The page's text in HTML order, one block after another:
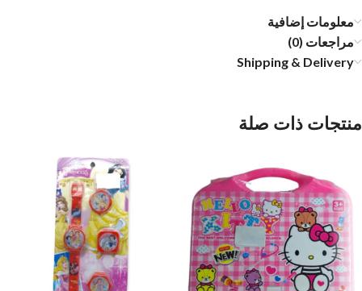
معلومات إضافية
مراجعات (0)
Shipping & Delivery
منتجات ذات صلة